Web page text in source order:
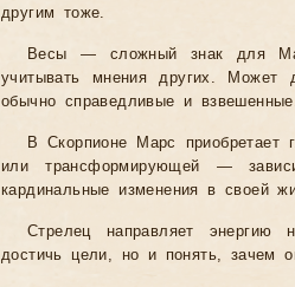
другим тоже.
Весы — сложный знак для
учитывать мнения других. Может
обычно справедливые и
В Скорпионе Марс приобретает
или трансформирующей —
кардинальные изменения в своей
Стрелец направляет
достичь цели, но и понять, зачем